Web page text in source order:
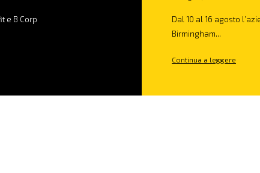
e B Corp
Dal 10 al 16 agosto
Birmingham...
Continua a leggere